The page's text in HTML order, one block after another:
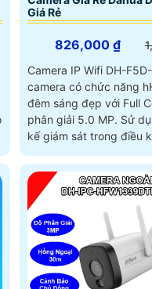
Giá Rẻ
826,000 ₫
Camera IP Wifi DH-
camera có chức năng
đêm sáng đẹp với Full
phân giải 5.0 MP. Sử dụng IP Wifi thiết
kế giám sát trong điều